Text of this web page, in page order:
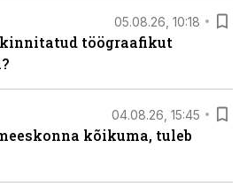
05.08.26, 10:18
töögraafikut
04.08.26, 15:45
kõikuma, tuleb